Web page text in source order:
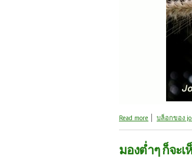
Read more about มองต่ำ
บล็อกของ jo
มองต่ำๆ ก็จะ